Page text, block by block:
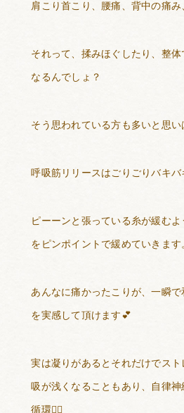
肩こり首こり、腰痛、背中の痛み
それって、揉みほぐしたり、整体
なるんでしょ？
そう思われている方も多いと思い
呼吸筋リリースはごりごりバキ
ピーーンと張っている糸が緩む
をピンポイントで緩めていきます
あんなに痛かったこりが、一瞬
を実感して頂けます 💕
実は凝りがあるとそれだけでス
吸が浅くなることもあり、自律
循環😵‍💫